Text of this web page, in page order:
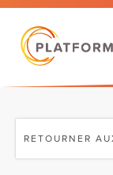
RETOURNER